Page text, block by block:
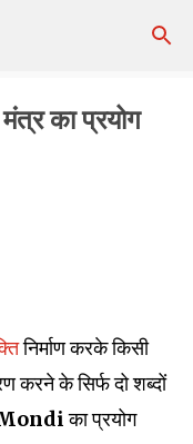
का प्रयोग
निर्माण करके किसी
करने के सिर्फ दो शब्दों
Mondiका प्रयोग